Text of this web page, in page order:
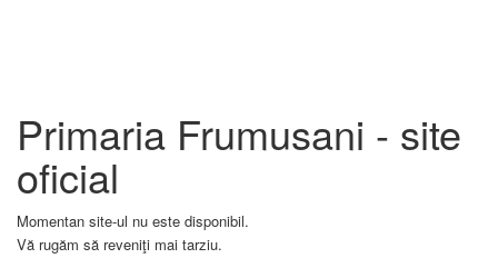
Primaria Frumusani - site
oficial
Momentan site-ul nu este disponibil.
Vă rugăm să reveniţi mai tarziu.